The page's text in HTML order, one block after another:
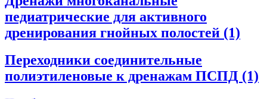
педиатрические для активного
дренирования гнойных полостей (1)
Переходники соединительные
полиэтиленовые к дренажам ПСПД (1)